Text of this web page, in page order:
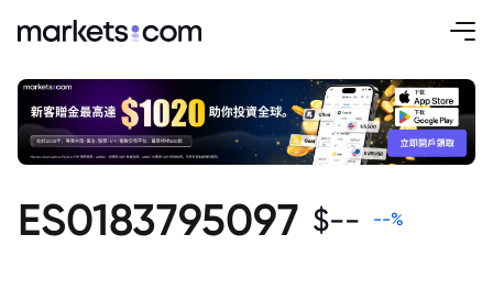
ES0183795097 $-- --%